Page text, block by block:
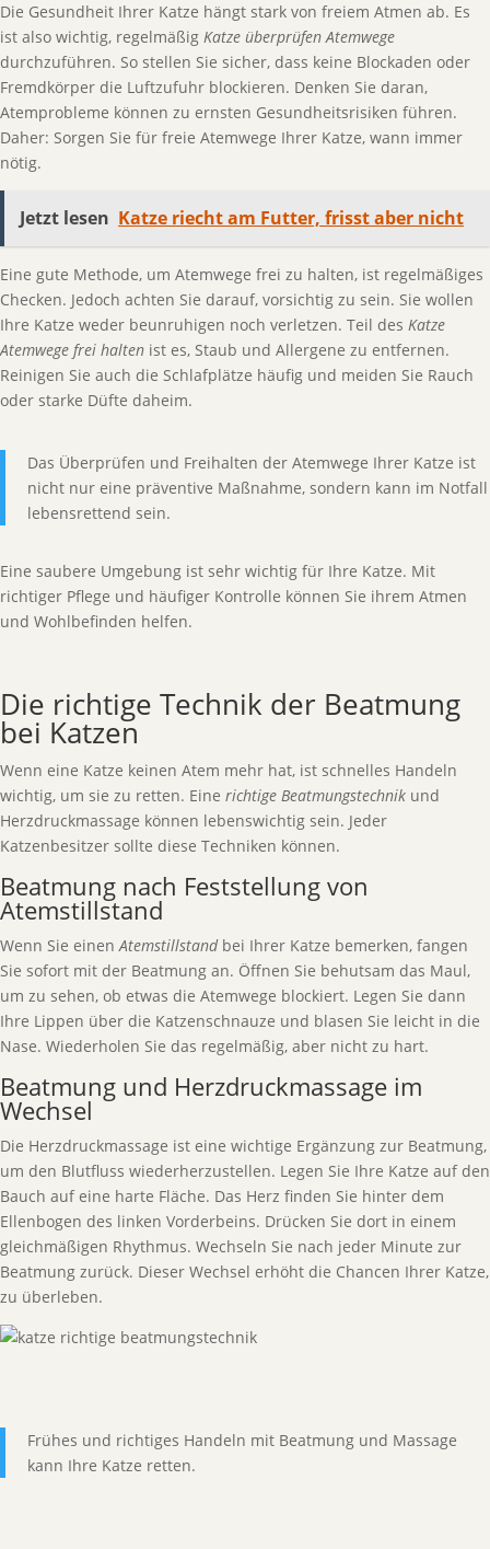
Die Gesundheit Ihrer Katze hängt stark von freiem Atmen ab. Es
ist also wichtig, regelmäßig Katze überprüfen Atemwege
durchzuführen. So stellen Sie sicher, dass keine Blockaden oder
Fremdkörper die Luftzufuhr blockieren. Denken Sie daran,
Atemprobleme können zu ernsten Gesundheitsrisiken führen.
Daher: Sorgen Sie für freie Atemwege Ihrer Katze, wann immer
nötig.
Jetzt lesen Katze riecht am Futter, frisst aber nicht
Eine gute Methode, um Atemwege frei zu halten, ist regelmäßiges
Checken. Jedoch achten Sie darauf, vorsichtig zu sein. Sie wollen
Ihre Katze weder beunruhigen noch verletzen. Teil des Katze
Atemwege frei halten ist es, Staub und Allergene zu entfernen.
Reinigen Sie auch die Schlafplätze häufig und meiden Sie Rauch
oder starke Düfte daheim.
Das Überprüfen und Freihalten der Atemwege Ihrer Katze ist
nicht nur eine präventive Maßnahme, sondern kann im Notfall
lebensrettend sein.
Eine saubere Umgebung ist sehr wichtig für Ihre Katze. Mit
richtiger Pflege und häufiger Kontrolle können Sie ihrem Atmen
und Wohlbefinden helfen.
Die richtige Technik der Beatmung
bei Katzen
Wenn eine Katze keinen Atem mehr hat, ist schnelles Handeln
wichtig, um sie zu retten. Eine richtige Beatmungstechnik und
Herzdruckmassage können lebenswichtig sein. Jeder
Katzenbesitzer sollte diese Techniken können.
Beatmung nach Feststellung von
Atemstillstand
Wenn Sie einenAtemstillstandbei Ihrer Katze bemerken, fangen
Sie sofort mit der Beatmung an. Öffnen Sie behutsam das Maul,
um zu sehen, ob etwas die Atemwege blockiert. Legen Sie dann
Ihre Lippen über die Katzenschnauze und blasen Sie leicht in die
Nase. Wiederholen Sie das regelmäßig, aber nicht zu hart.
Beatmung und Herzdruckmassage im
Wechsel
Die Herzdruckmassage ist eine wichtige Ergänzung zur Beatmung,
um den Blutfluss wiederherzustellen. Legen Sie Ihre Katze auf den
Bauch auf eine harte Fläche. Das Herz finden Sie hinter dem
Ellenbogen des linken Vorderbeins. Drücken Sie dort in einem
gleichmäßigen Rhythmus. Wechseln Sie nach jeder Minute zur
Beatmung zurück. Dieser Wechsel erhöht die Chancen Ihrer Katze,
zu überleben.
Frühes und richtiges Handeln mit Beatmung und Massage
kann Ihre Katze retten.